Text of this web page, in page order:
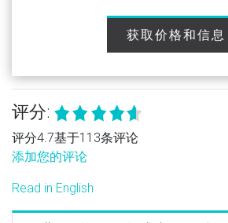
获取价格和信息
评分:
评分4.7基于113条评论
添加您的评论
Read in English